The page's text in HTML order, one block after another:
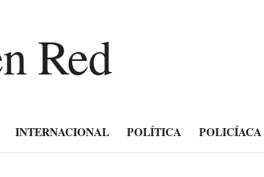
INTERNACIONAL POLÍTICA POLICÍACA